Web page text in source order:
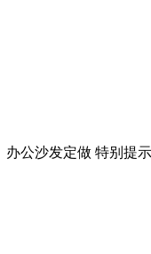
公沙发定做 特别提